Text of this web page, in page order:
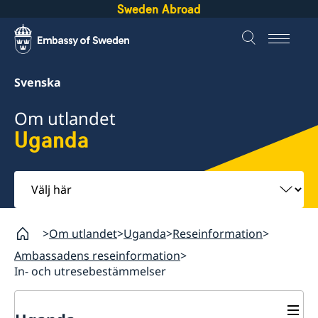
Sweden Abroad
Svenska
Om utlandet
Uganda
Välj
här
Om utlandet Uganda Reseinformation
Ambassadens reseinformation
In- och utresebestämmelser